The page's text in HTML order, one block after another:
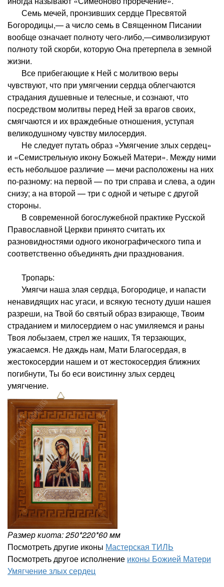
Семь мечей, пронзивших сердце Пресвятой
Богородицы,— а число семь в Священном Писании
вообще означает полноту чего-либо,—символизируют
полноту той скорби, которую Она претерпела в земной
жизни.
Все прибегающие к Ней с молитвою веры
чувствуют, что при умягчении сердца облегчаются
страдания душевные и телесные, и сознают, что
посредством молитвы перед Ней за врагов своих,
смягчаются и их враждебные отношения, уступая
великодушному чувству милосердия.
Не следует путать образ «Умягчение злых сердец»
и «Семистрельную икону Божьей Матери». Между ними
есть небольшое различие — мечи расположены на них
по-разному: на первой — по три справа и слева, а один
снизу; а на второй — три с одной и четыре с другой
стороны.
В современной богослужебной практике Русской
Православной Церкви принято считать их
разновидностями одного иконографического типа и
соответственно объединять дни празднования.
Тропарь:
Умягчи наша злая сердца, Богородице, и напасти
ненавидящих нас угаси, и всякую тесноту души нашея
разреши, на Твой бо святый образ взирающе, Твоим
страданием и милосердием о нас умиляемся и раны
Твоя лобызаем, стрел же наших, Тя терзающих,
ужасаемся. Не даждь нам, Мати Благосердая, в
жестокосердии нашем и от жестокосердия ближних
погибнути, Ты бо еси воистинну злых сердец
умягчение.
Размер киота: 250*220*60 мм
Посмотреть другие иконы Мастерская ТИЛЬ
Посмотреть другое исполнение иконы Божией Матери
Умягчение злых сердец